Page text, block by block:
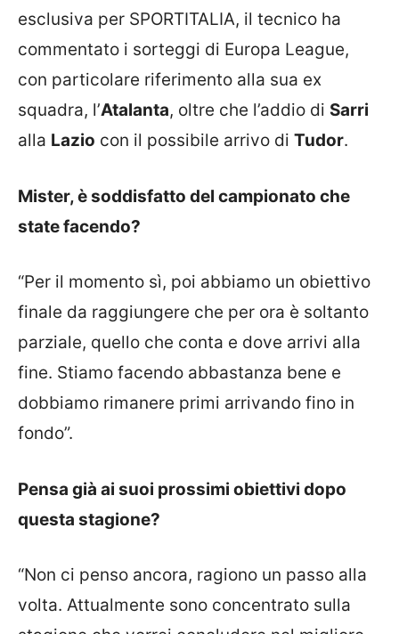
esclusiva per SPORTITALIA, il tecnico ha
commentato i sorteggi di Europa League,
con particolare riferimento alla sua ex
squadra, l’Atalanta, oltre che l’addio di Sarri
alla Lazio con il possibile arrivo di Tudor.
Mister, è soddisfatto del campionato che
state facendo?
“Per il momento sì, poi abbiamo un obiettivo
finale da raggiungere che per ora è soltanto
parziale, quello che conta e dove arrivi alla
fine. Stiamo facendo abbastanza bene e
dobbiamo rimanere primi arrivando fino in
fondo”.
Pensa già ai suoi prossimi obiettivi dopo
questa stagione?
“Non ci penso ancora, ragiono un passo alla
volta. Attualmente sono concentrato sulla